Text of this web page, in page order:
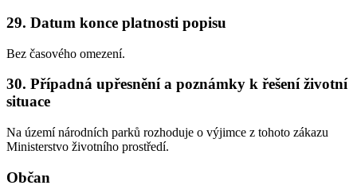
29. Datum konce platnosti popisu
Bez časového omezení.
30. Případná upřesnění a poznámky k řešení životní
situace
Na území národních parků rozhoduje o výjimce z tohoto zákazu
Ministerstvo životního prostředí.
Občan